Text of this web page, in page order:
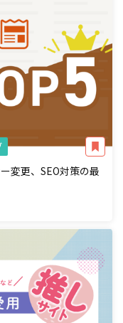
変更、SEO対策の最